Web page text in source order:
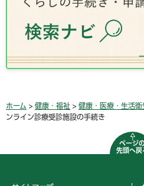
ホーム > 健康・福祉 > 健康・医療・生活衛
ンライン診療受診施設の手続き
ページ
先頭へ戻